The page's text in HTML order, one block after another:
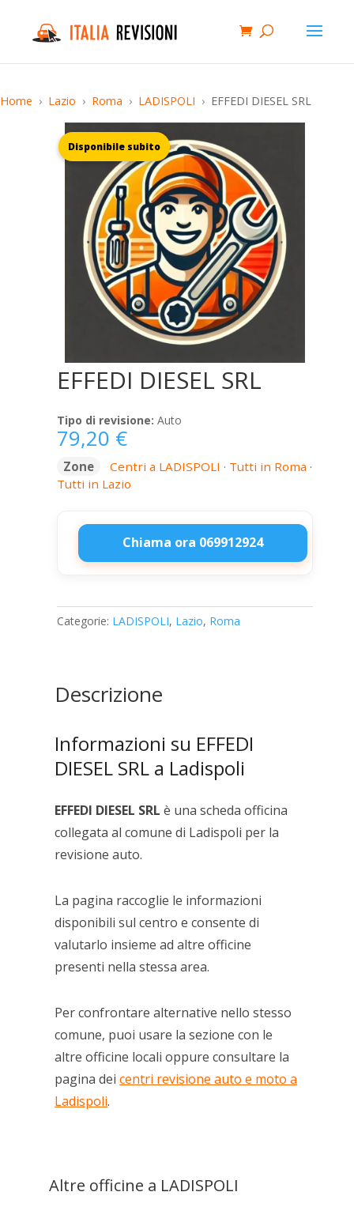
Home Lazio Roma LADISPOLI EFFEDI DIESEL SRL
EFFEDI DIESEL SRL
Tipo di revisione: Auto
79,20 €
Zone Centri a LADISPOLI · Tutti in Roma ·
Tutti in Lazio
Chiama ora 069912924
EFFEDI
SRL
quantità
Categorie: LADISPOLI, Lazio, Roma
Descrizione
Informazioni su EFFEDI
DIESEL SRL a Ladispoli
EFFEDI DIESEL SRL è una scheda officina
collegata al comune di Ladispoli per la
revisione auto.
La pagina raccoglie le informazioni
disponibili sul centro e consente di
valutarlo insieme ad altre officine
presenti nella stessa area.
Per confrontare alternative nello stesso
comune, puoi usare la sezione con le
altre officine locali oppure consultare la
pagina deicentri revisione auto e moto a
Ladispoli.
Altre officine a LADISPOLI